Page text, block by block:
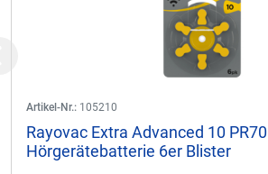
Artikel-Nr.: 105210
Rayovac Extra Advanced 10 PR70
Hörgerätebatterie 6er Blister